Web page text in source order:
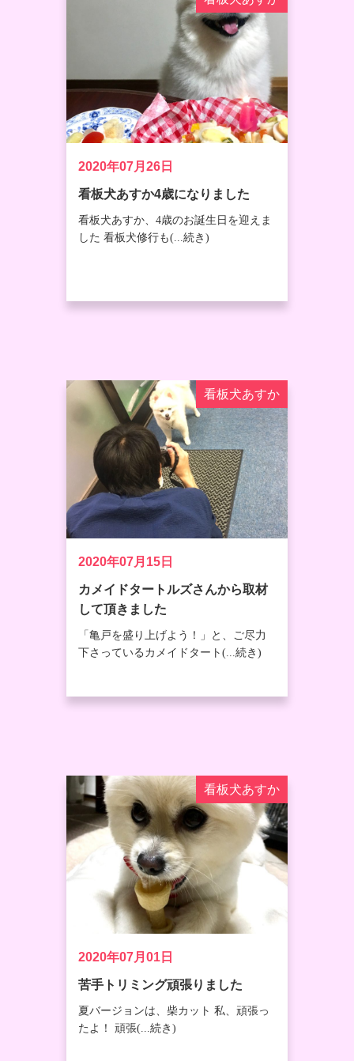
2020年07月26日
看板犬あすか4歳になりました
看板犬あすか、4歳のお誕生日を迎えま
した 看板犬修行も(...続き)
看板犬あすか
2020年07月15日
カメイドタートルズさんから取材
して頂きました
「亀戸を盛り上げよう！」と、ご尽力
下さっているカメイドタート(...続き)
看板犬あすか
2020年07月01日
苦手トリミング頑張りました
夏バージョンは、柴カット 私、頑張っ
たよ！ 頑張(...続き)